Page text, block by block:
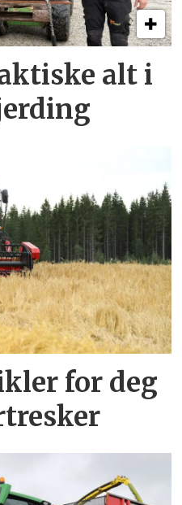
alt i
for deg